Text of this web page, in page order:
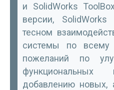
и SolidWorks
версии,
тесном
системы по
пожеланий по
функциональных
добавлению